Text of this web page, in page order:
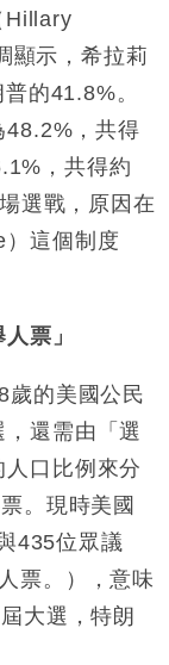
張放慢兼縮減人
Anthropic租用
14類產品或加徵
派息比率目標維持
Hillary
顯示，希拉莉
的41.8%。
48.2%，共得
，共得約
選戰，原因在
這個制度
票」
歲的美國公民
還需由「選
口比例來分
。現時美國
435位眾議
票。），意味
大選，特朗